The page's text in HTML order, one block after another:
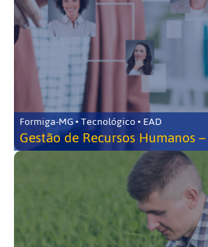
Formiga-MG • Tecnológico • EAD
Gestão de Recursos Humanos